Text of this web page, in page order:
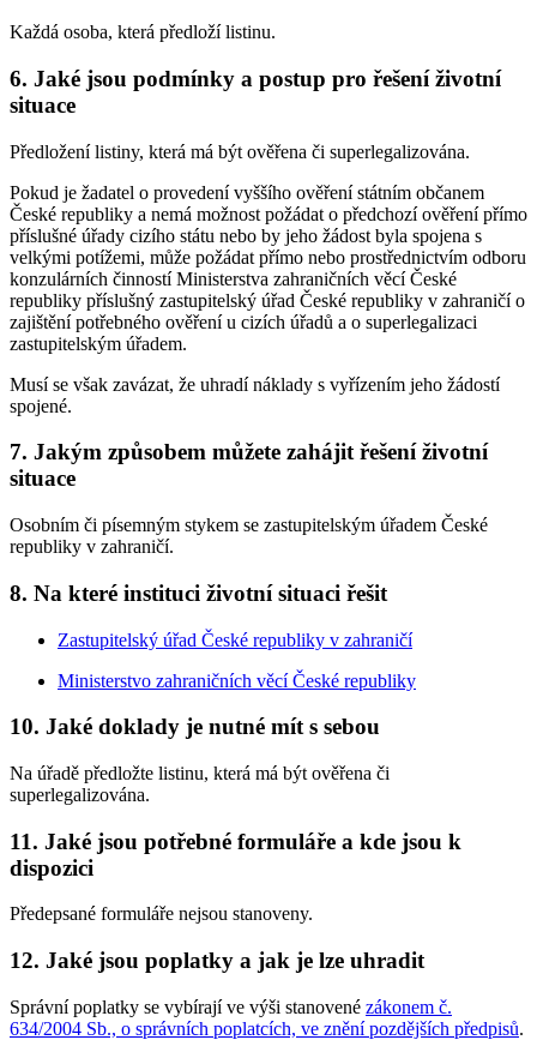
Každá osoba, která předloží listinu.
6. Jaké jsou podmínky a postup pro řešení životní
situace
Předložení listiny, která má být ověřena či superlegalizována.
Pokud je žadatel o provedení vyššího ověření státním občanem
České republiky a nemá možnost požádat o předchozí ověření přímo
příslušné úřady cizího státu nebo by jeho žádost byla spojena s
velkými potížemi, může požádat přímo nebo prostřednictvím odboru
konzulárních činností Ministerstva zahraničních věcí České
republiky příslušný zastupitelský úřad České republiky v zahraničí o
zajištění potřebného ověření u cizích úřadů a o superlegalizaci
zastupitelským úřadem.
Musí se však zavázat, že uhradí náklady s vyřízením jeho žádostí
spojené.
7. Jakým způsobem můžete zahájit řešení životní
situace
Osobním či písemným stykem se zastupitelským úřadem České
republiky v zahraničí.
8. Na které instituci životní situaci řešit
Zastupitelský úřad České republiky v zahraničí
Ministerstvo zahraničních věcí České republiky
10. Jaké doklady je nutné mít s sebou
Na úřadě předložte listinu, která má být ověřena či
superlegalizována.
11. Jaké jsou potřebné formuláře a kde jsou k
dispozici
Předepsané formuláře nejsou stanoveny.
12. Jaké jsou poplatky a jak je lze uhradit
Správní poplatky se vybírají ve výši stanovené zákonem č.
634/2004 Sb., o správních poplatcích, ve znění pozdějších předpisů.